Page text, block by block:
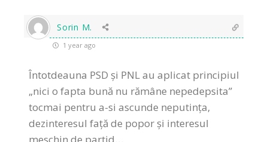
Sorin M.
1 year ago
Întotdeauna PSD și PNL au aplicat principiul
„nici o fapta bună nu rămâne nepedepsita”
tocmai pentru a-si ascunde neputința,
dezinteresul față de popor și interesul
meschin de partid…